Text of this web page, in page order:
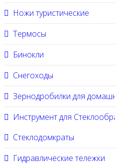
Ножи туристические
Термосы
Бинокли
Снегоходы
Зернодробилки для
Инструмент для
Стеклодомкраты
Гидравлические тележки